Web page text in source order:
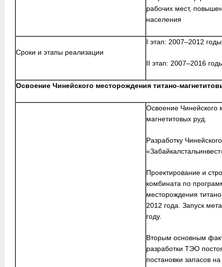
рабочих мест,
населения
Сроки и этапы реализации
I этап: 2007–2012 годы
II этап: 2007–2016
Освоение Чинейского месторождения титано-
Освоение Чинейского
магнетитовых руд.
Разработку
Проектирование и
комбината по
месторождения
2012 года. Запуск
году.
Вторым основным
разработки ТЭО
постановки запасов